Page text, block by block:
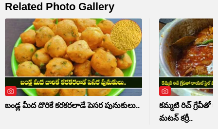
Related Photo Gallery
బండ్ల మీద దొరికే కరకరలాడే పెసర పునుకులు..
కమ్మటి రిచ్
మటన్ కర్రీ..